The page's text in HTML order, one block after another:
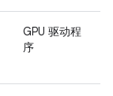
GPU 驱动程
序